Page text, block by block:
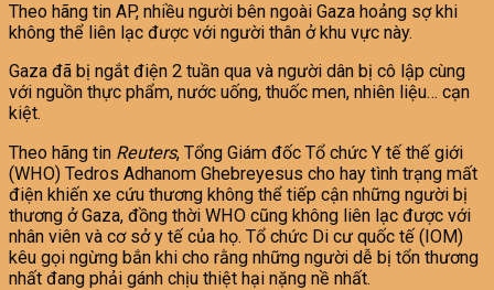
Theo hãng tin AP, nhiều người bên ngoài Gaza hoảng sợ khi
không thể liên lạc được với người thân ở khu vực này.
Gaza đã bị ngắt điện 2 tuần qua và người dân bị cô lập cùng
với nguồn thực phẩm, nước uống, thuốc men, nhiên liệu… cạn
kiệt.
Theo hãng tin Reuters, Tổng Giám đốc Tổ chức Y tế thế giới
(WHO) Tedros Adhanom Ghebreyesus cho hay tình trạng mất
điện khiến xe cứu thương không thể tiếp cận những người bị
thương ở Gaza, đồng thời WHO cũng không liên lạc được với
nhân viên và cơ sở y tế của họ. Tổ chức Di cư quốc tế (IOM)
kêu gọi ngừng bắn khi cho rằng những người dễ bị tổn thương
nhất đang phải gánh chịu thiệt hại nặng nề nhất.